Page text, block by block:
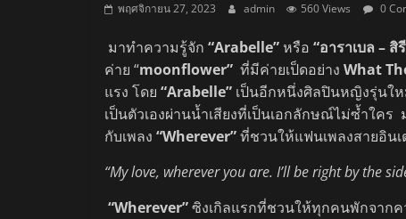
พฤศจิกายน 27, 2023 admin 560 Views 0
มาทำความรู้จัก “Arabelle” หรือ “อาราเบล –
ค่าย “moonflower” ที่มีค่ายเป็ดอย่าง What
แรง โดย “Arabelle” เป็นอีกหนึ่งศิลปินหญิงรุ่นใ
เป็นตัวเองผ่านน้ำเสียงที่เป็นเอกลักษณ์ไม่ซ้ำใค
กับเพลง “Wherever”ที่ชวนให้แฟนเพลงสายอิน
“My love, wherever you are. I’ll be right by the
“Wherever”ซิงเกิลแรกที่ชวนให้ทุกคนพักจากค